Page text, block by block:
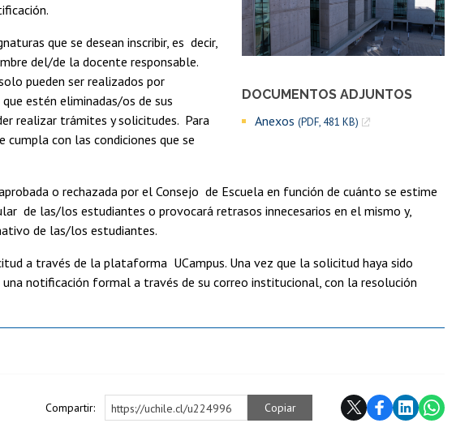
DOCUMENTOS ADJUNTOS
Anexos (PDF, 481 KB)
que se desean inscribir, es decir,
del/de la docente responsable.
pueden ser realizados por
estén eliminadas/os de sus
realizar trámites y solicitudes. Para
cumpla con las condiciones que se
o rechazada por el Consejo de Escuela en función de cuánto se estime
de las/los estudiantes o provocará retrasos innecesarios en el mismo y,
de las/los estudiantes.
a través de la plataforma UCampus. Una vez que la solicitud haya sido
notificación formal a través de su correo institucional, con la resolución
Compartir: https://uchile.cl/u224996 Copiar